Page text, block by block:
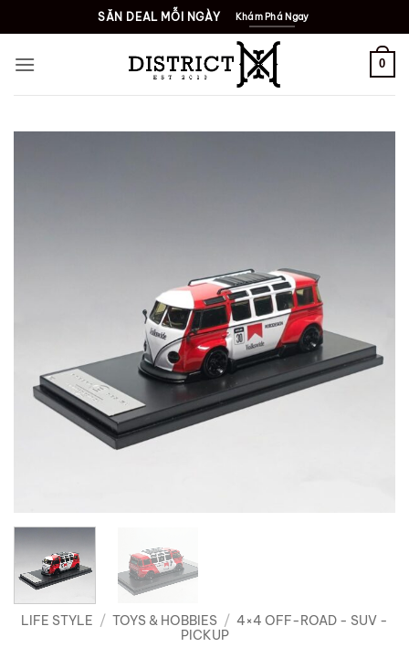
qua
nội
SĂN DEAL MỖI NGÀY Khám Phá Ngay
0
LIFE STYLE / TOYS & HOBBIES / 4×4 OFF-ROAD - SUV -
PICKUP